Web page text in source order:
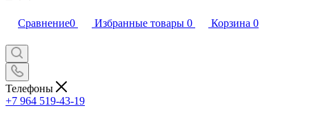
Сравнение0 Избранные товары 0 Корзина 0
Телефоны
+7 964 519-43-19